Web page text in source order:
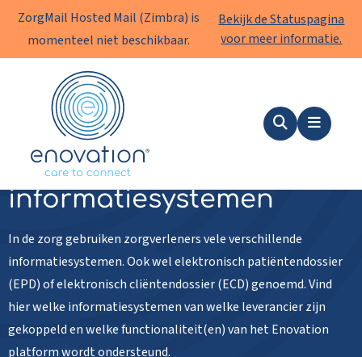
ZorgMail Hosted Mail (Zimbra) is
momenteel niet beschikbaar.
Bekijk de Statuspagina
voor meer informatie.
Enovation
ZoekenMenu
Gekoppelde
informatiesystemen
In de zorg gebruiken zorgverleners vele verschillende
informatiesystemen. Ook wel elektronisch patiëntendossier
(EPD) of elektronisch cliëntendossier (ECD) genoemd. Vind
hier welke informatiesystemen van welke leverancier zijn
gekoppeld en welke functionaliteit(en) van het Enovation
platform wordt ondersteund.